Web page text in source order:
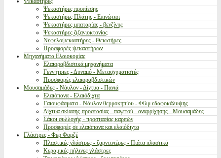
Ψεκαστήρες προπίεσης
Ψεκαστήρες Πλάτης - Επινώτιοι
Ψεκαστήρες μπαταρίας - βενζίνης
Ψεκαστήρες ζιζανιοκτονίας
Νεφελοψεκαστήρες - Θειωτήρες
Προσφορές ψεκαστήρων
Μηχανήματα Ελαιοκομίας
Ελαιοραβδιστικά μηχανήματα
Γεννήτριες - Δυναμό - Μετασχηματιστές
Προσφορές ελαιοραβδιστικών
Μουσαμάδες - Νάυλον - Δίχτυα - Πανιά
Ελαιόπανα - Ελαιόδιχτα
Γαιουφάσματα - Νάυλον θερμοκηπίου - Φίλμ εδαφοκάλυψης
Δίχτυα σκίασης-προστασίας - παγετού - αναρρίχησης - Μουσαμάδες
Σάκοι συλλογής - προστασίας καρπών
Προσφορές σε ελαιόπανα και ελαιόδιχτα
Γλάστρες - Φερ Φορζέ
Πλαστικές γλάστρες - ζαρντινιέρες - Πιάτα πλαστικά
Κεραμικές πήλινες γλάστρες